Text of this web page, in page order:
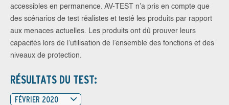
accessibles en permanence. AV-TEST n’a pris en compte que
des scénarios de test réalistes et testé les produits par rapport
aux menaces actuelles. Les produits ont dû prouver leurs
capacités lors de l’utilisation de l’ensemble des fonctions et des
niveaux de protection.
RÉSULTATS DU TEST:
FÉVRIER 2020